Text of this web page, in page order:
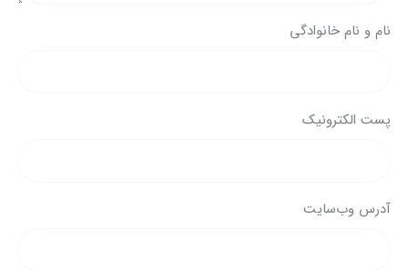
نام و نام خانوادگی
پست الکترونیک
آدرس وب‌سایت